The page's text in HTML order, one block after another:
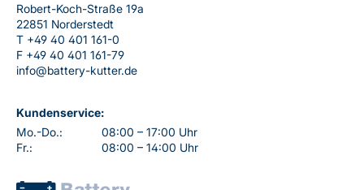
Robert-Koch-Straße 19a
22851 Norderstedt
T +49 40 401 161-0
F +49 40 401 161-79
info@battery-kutter.de
Kundenservice:
Mo.-Do.:
08:00 – 17:00 Uhr
Fr.:
08:00 – 14:00 Uhr